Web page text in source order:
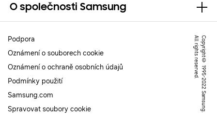
O společnosti Samsung
C
o
p
y
r
ig
h
t
©
1
9
9
5
-
2
0
2
2
S
a
m
s
u
n
g
.
A
l
l
r
ig
h
t
s
r
e
s
e
r
v
e
d
.
Podpora
Oznámení o souborech cookie
Oznámení o ochraně osobních údajů
Podmínky použití
Samsung.com
Spravovat soubory cookie